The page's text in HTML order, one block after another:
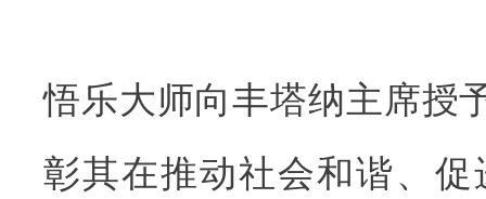
悟乐大师向丰塔纳主席授
彰其在推动社会和谐、